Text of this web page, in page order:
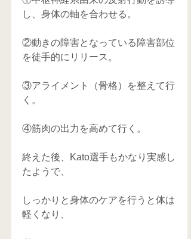
し、身体の軸を合わせる。
②動きの障害となっている障害部位
を徒手的にリリース。
③アライメント（骨格）を整えて行
く。
④筋肉の出力を高めて行く。
終えた後、Kato選手もかなり実感し
たようで、
しっかりと身体のケアを行うと体は
軽くなり、